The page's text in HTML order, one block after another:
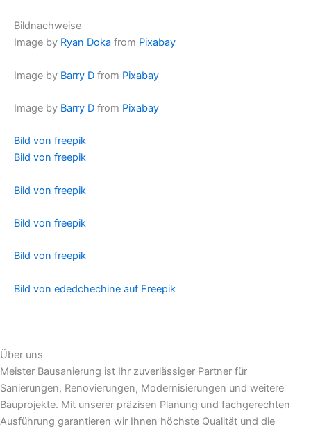
Bildnachweise
Image by Ryan Doka from Pixabay
Image by Barry D from Pixabay
Image by Barry D from Pixabay
Bild von freepik
Bild von freepik
Bild von freepik
Bild von freepik
Bild von freepik
Bild von ededchechine auf Freepik
Über uns
Meister Bausanierung ist Ihr zuverlässiger Partner für
Sanierungen, Renovierungen, Modernisierungen und weitere
Bauprojekte. Mit unserer präzisen Planung und fachgerechten
Ausführung garantieren wir Ihnen höchste Qualität und die